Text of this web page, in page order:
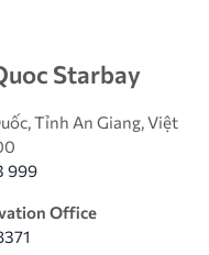
Starbay
Tỉnh An Giang, Việt
999
Office